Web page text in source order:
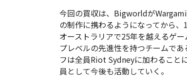
今回の買収は、Bigworldが
の制作に携わるようになってから
オーストラリアで25年を越えるゲ
プレベルの先進性を持つチームで
フは全員Riot Sydneyに加わること
員として今後も活動していく。